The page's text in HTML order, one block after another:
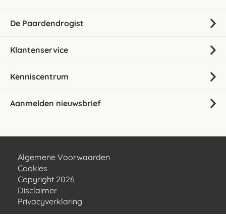
De Paardendrogist
Klantenservice
Kenniscentrum
Aanmelden nieuwsbrief
Algemene Voorwaarden
Cookies
Copyright 2026
Disclaimer
Privacyverklaring